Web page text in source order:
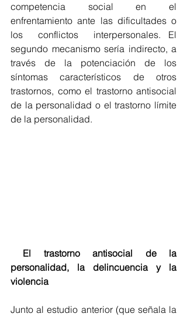
competencia social en el
enfrentamiento ante las dificultades o
los  conflictos  interpersonales. El
segundo mecanismo sería indirecto, a
través de la potenciación de los
síntomas característicos de otros
trastornos, como el trastorno antisocial
de la personalidad o el trastorno límite
de la personalidad.
El trastorno antisocial de la
personalidad, la delincuencia y la
violencia
Junto al estudio anterior (que señala la